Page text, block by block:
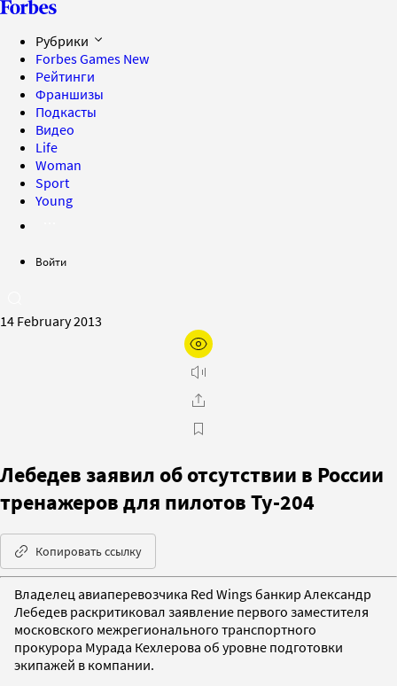
Рубрики
Forbes Games New
Рейтинги
Франшизы
Подкасты
Видео
Life
Woman
Sport
Young
Войти
14 February 2013
Лебедев заявил об отсутствии в России
тренажеров для пилотов Ту-204
Копировать ссылку
Владелец авиаперевозчика Red Wings банкир Александр
Лебедев раскритиковал заявление первого заместителя
московского межрегионального транспортного
прокурора Мурада Кехлерова об уровне подготовки
экипажей в компании.